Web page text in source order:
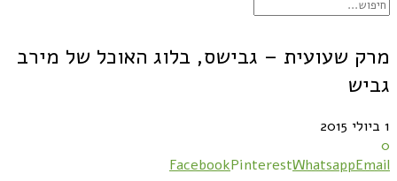
מרק שעועית – גבישס, בלוג האוכל של מירב
גביש
1 ביולי 2015
0
FacebookPinterestWhatsappEmail